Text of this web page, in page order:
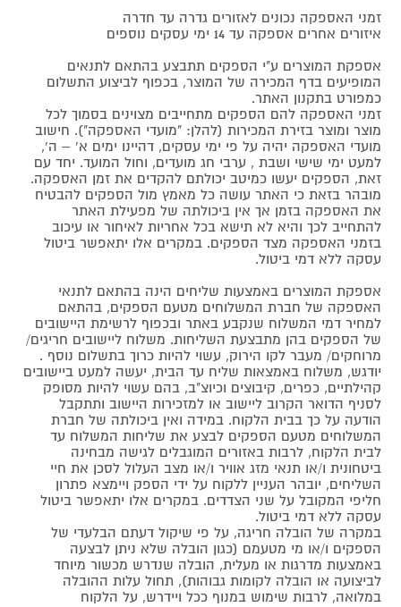
זמני האספקה נכונים לאזורים גדרה עד חדרה
איזורים אחרים אספקה עד 14 ימי עסקים נוספים
אספקת המוצרים ע"י הספקים תתבצע בהתאם לתנאים
המופיעים בדף המכירה של המוצר, בכפוף לביצוע התשלום
כמפורט בתקנון האתר.
זמני האספקה להם הספקים מתחייבים מצוינים בסמוך לכל
מוצר ומוצר בזירת המכירות (להלן: "מועדי האספקה"). חישוב
מועדי האספקה יהיה על פי ימי עסקים, דהיינו ימים א' – ה',
למעט ימי שישי ושבת , ערבי חג מועדים, וחול המועד. יחד עם
זאת, הספקים יעשו כמיטב יכולתם להקדים את זמן האספקה.
מובהר בזאת כי האתר עושה כל מאמץ מול הספקים להבטיח
את האספקה בזמן אך אין ביכולתה של מפעילת האתר
להתחייב לכך והיא לא תישא בכל אחריות לאיחור או עיכוב
בזמני האספקה מצד הספקים. במקרים אלו יתאפשר ביטול
עסקה ללא דמי ביטול.
אספקת המוצרים באמצעות שליחים הינה בהתאם לתנאי
האספקה של חברת המשלוחים מטעם הספקים, בהתאם
למחיר דמי המשלוח שנקבע באתר ובכפוף לרשימת היישובים
של הספקים בהן מתבצעת השליחות. משלוח ליישובים חריגים/
מרוחקים/ מעבר לקו הירוק, עשוי להיות כרוך בתשלום נוסף .
יודגש, משלוח באמצאות שליח עד הבית, יעשה למעט ביישובים
קהילתיים, כפרים, קיבוצים וכיוצ"ב, בהם עשוי להיות מסופק
לסניף הדואר הקרוב ליישוב או למזכירות היישוב ותתקבל
הודעה על כך בבית הלקוח. במידה ואין ביכולתה של חברת
המשלוחים מטעם הספקים לבצע את שליחות המשלוח עד
לבית הלקוח, לרבות באזורים המוגבלים לגישה מבחינה
ביטחונית ו/או תנאי מזג אוויר ו/או מצב העלול לסכן את חיי
השליחים, יובהר העניין ללקוח על ידי הספק ויימצא פתרון
חליפי המקובל על שני הצדדים. במקרים אלו יתאפשר ביטול
עסקה ללא דמי ביטול.
במקרה של הובלה חריגה, על פי שיקול דעתם הבלעדי של
הספקים ו/או מי מטעמם (כגון הובלה שלא ניתן לבצעה
באמצעות מדרגות או מעלית, הובלה שנדרש מכשור מיוחד
לביצועה או הובלה לקומות גבוהות), תחול עלות ההובלה
במלואה, לרבות שימוש במנוף ככל ויידרש, על הלקוח